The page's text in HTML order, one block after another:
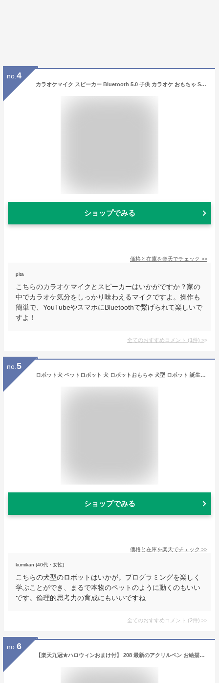
no. 4
カラオケマイク スピーカー Bluetooth 5.0 子供 カラオケ おもちゃ SDカード対応 youtube 音楽 iPhone Android スマートフォン タブレット スマホ イベント 花見 アウトドア カラオケ大会 忘年会 新年会 キャンプ 余興 どこカラ カーシェア 誕生日 クリスマス プレゼント
ショップでみる
価格と在庫を楽天でチェック >>
pita
こちらのカラオケマイクとスピーカーはいかがですか？家の
中でカラオケ気分をしっかり味わえるマイクですよ。操作も
簡単で、YouTubeやスマホにBluetoothで繋げられて楽しいで
すよ！
全てのおすすめコメント (1件) >
no. 5
ロボット犬 ペットロボット 犬 ロボットおもちゃ 犬型 ロボット 誕生日プレゼント 子供 おもちゃ 3歳 4歳 5歳 6歳 7歳 男の子 女の子 誕生日 プレゼント 小学生 ワンコ プログラミング 動く 知育玩具 知育おもちゃ 玩具 知育 おもちゃ こども 贈り物 家族 犬ロボット
ショップでみる
価格と在庫を楽天でチェック >>
kumikan (40代・女性)
こちらの犬型のロボットはいかが。プログラミングを楽しく
学ぶことができ、まるで本物のペットのように動くのもいい
です。倫理的思考力の育成にもいいですね
全てのおすすめコメント (2件) >
no. 6
【楽天九冠★ハロウィンおまけ付】 208 最新のアクリルペン お絵描きセット 耐熱 クレヨン マーカーペン 文房具 色鉛筆 アートセット お絵かき お絵かきセット お絵描き 3歳 4歳 5歳 6歳 7歳 小学生 女の子 男の子 女 男 子供 誕生日プレゼント 誕生日 プレゼント 送料無料